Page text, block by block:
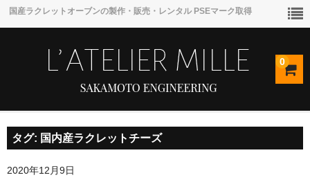
国産ラクレットオーブンの製作・販売・レンタル PSEマーク取得
0
トップページ
タグ: 国内産ラクレットチーズ
2020年12月9日